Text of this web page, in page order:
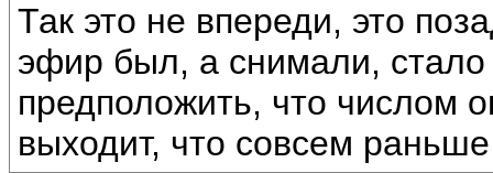
Так это не впереди, это
эфир был, а снимали,
предположить, что числом
выходит, что совсем